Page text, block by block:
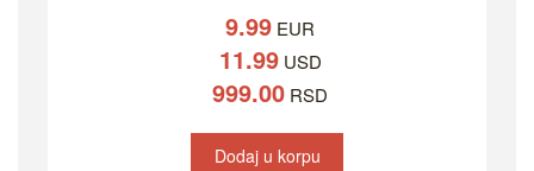
9.99 EUR
11.99USD
999.00 RSD
Dodaj u korpu